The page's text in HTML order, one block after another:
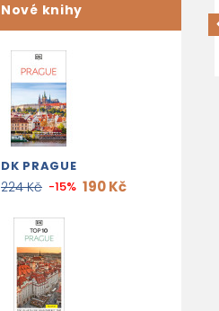
Nové knihy
DK PRAGUE
224 Kč -15% 190 Kč